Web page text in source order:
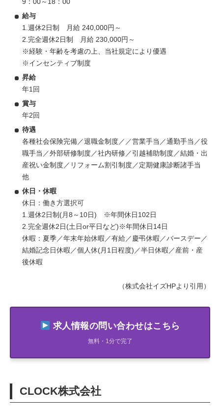
給与
1.週休2日制 月給 240,000円～
2.完全週休2日制 月給 230,000円～
※経験・年齢を考慮の上、当社規定により優遇
※インセンティブ制度
昇給
年1回
賞与
年2回
待遇
各種社会保険完備／退職金制度／／営業手当／通勤手当／役
職手当／外部研修制度／社内研修／引越補助制度／結婚・出
産祝い金制度／リフォーム割引制度／定期健康診断諸手当
他
休日・休暇
休日：働き方選択可
1.週休2日制(月8～10日) ※年間休日102日
2.完全週休2日(土日or平日など)※年間休日14日
休暇：夏季／年末年始休暇／有給／慶弔休暇／バースデー／
結婚記念日休暇／個人休(月1日程度)／半日休暇／産前・産
後休暇
（株式会社イズHPより引用）
求人情報の問い合わせはこちら
無料・1分で完了
CLOCK株式会社